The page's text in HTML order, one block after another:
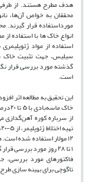
هدف مطرح هستند. از طرفی
محققان به خواص آن‌ها،
مورداستفاده قرار گیرند.
انواع خاک ها با استفاده از
استفاده از مواد
سیلیس، جهت تثبیت خاک
گذشته مورد بررسی قرار
است.
خاک
از سرباره کوره
۱۲ مولار استفاده شده
۱ تا ۲۸ روز مورد بررسی
فاکتورهای مورد
تاگوچی برای بهینه سازی